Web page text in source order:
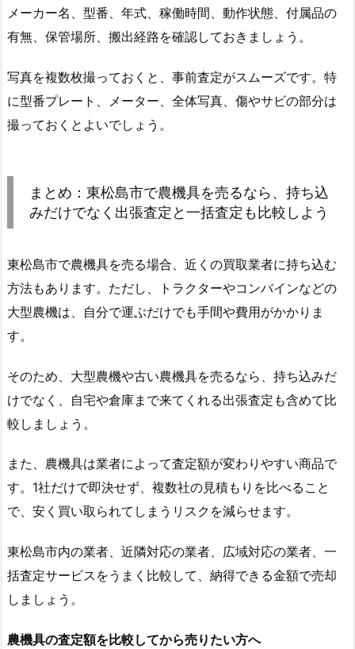
メーカー名、型番、年式、稼働時間、動作状態、付属品の
有無、保管場所、搬出経路を確認しておきましょう。
写真を複数枚撮っておくと、事前査定がスムーズです。特
に型番プレート、メーター、全体写真、傷やサビの部分は
撮っておくとよいでしょう。
まとめ：東松島市で農機具を売るなら、持ち込
みだけでなく出張査定と一括査定も比較しよう
東松島市で農機具を売る場合、近くの買取業者に持ち込む
方法もあります。ただし、トラクターやコンバインなどの
大型農機は、自分で運ぶだけでも手間や費用がかかりま
す。
そのため、大型農機や古い農機具を売るなら、持ち込みだ
けでなく、自宅や倉庫まで来てくれる出張査定も含めて比
較しましょう。
また、農機具は業者によって査定額が変わりやすい商品で
す。1社だけで即決せず、複数社の見積もりを比べること
で、安く買い取られてしまうリスクを減らせます。
東松島市内の業者、近隣対応の業者、広域対応の業者、一
括査定サービスをうまく比較して、納得できる金額で売却
しましょう。
農機具の査定額を比較してから売りたい方へ